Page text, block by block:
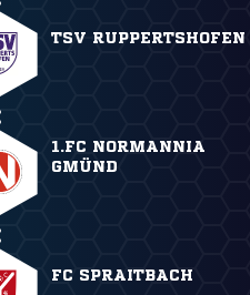
TSV RUPPERTSHOFEN
1.FC NORMANNIA
GMÜND
FC SPRAITBACH